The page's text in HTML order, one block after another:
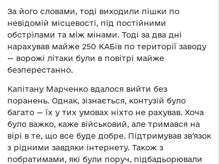
За його словами, тоді виходили пішки по
невідомій місцевості, під постійними
обстрілами та між мінами. Тоді за два дні
нарахував майже 250 КАБів по території заводу
— ворожі літаки були в повітрі майже
безперестанно.
Капітану Марченко вдалося вийти без
поранень. Однак, зізнається, контузій було
багато — їх у тих умовах ніхто не рахував. Хоча
було важко, каже військовий, але тримався на
вірі в те, що все буде добре. Підтримував зв’язок
з рідними завдяки інтернету. Також з
побратимами, які були поруч, підбадьорювали